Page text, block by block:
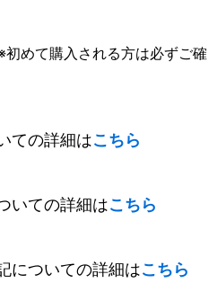
初めて購入される方は必ずご確
ての詳細はこちら
いての詳細はこちら
についての詳細はこちら